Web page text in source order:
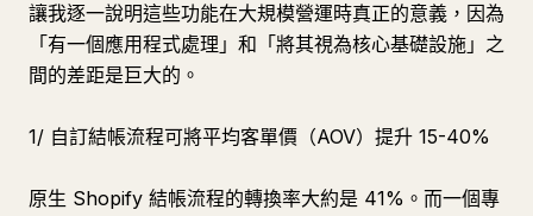
讓我逐一說明這些功能在大規模營運時真正的意義，因為
「有一個應用程式處理」和「將其視為核心基礎設施」之
間的差距是巨大的。
1/ 自訂結帳流程可將平均客單價（AOV）提升 15-40%
原生 Shopify 結帳流程的轉換率大約是 41%。而一個專